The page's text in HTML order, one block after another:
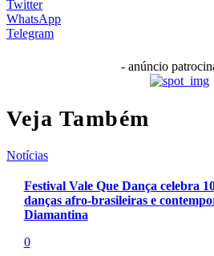
Twitter
WhatsApp
Telegram
- anúncio
Veja Também
Notícias
Festival Vale Que Dança celebra
danças afro-brasileiras e
Diamantina
0